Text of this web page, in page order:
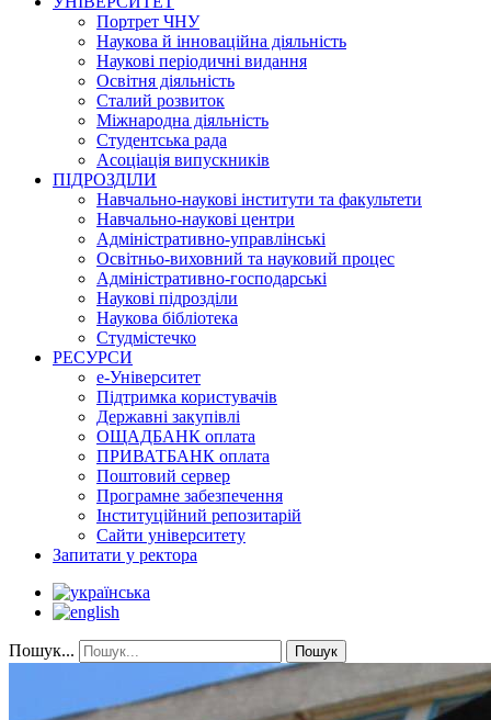
Портрет ЧНУ
Наукова й інноваційна діяльність
Наукові періодичні видання
Освітня діяльність
Сталий розвиток
Міжнародна діяльність
Студентська рада
Асоціація випускників
ПІДРОЗДІЛИ
Навчально-наукові інститути та факультети
Навчально-наукові центри
Адміністративно-управлінські
Освітньо-виховний та науковий процес
Адміністративно-господарські
Наукові підрозділи
Наукова бібліотека
Студмістечко
РЕСУРСИ
е-Університет
Підтримка користувачів
Державні закупівлі
ОЩАДБАНК оплата
ПРИВАТБАНК оплата
Поштовий сервер
Програмне забезпечення
Інституційний репозитарій
Сайти університету
Запитати у ректора
Пошук... Пошук